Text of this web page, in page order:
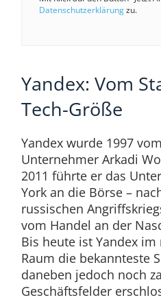
Datenschutzerklärungzu.
Yandex: Vom
Tech-Größe
Yandex wurde 1997
Unternehmer Arkadi
2011 führte er das
York an die Börse –
russischen
vom Handel an der
Bis heute ist Yandex
Raum die bekannteste
daneben jedoch noch
Geschäftsfelder